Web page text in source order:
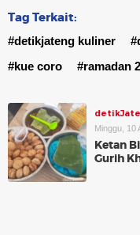
Tag Terkait:
#detikjateng kuliner
#kue coro
#ramadan
Minggu, 10
Ketan
Gurih